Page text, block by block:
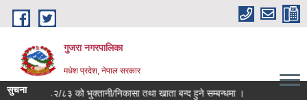
Skip to main content
गुजरा नगरपालिका
मधेश प्रदेश, नेपाल सरकार
सुचना
आ.व ०८२/८३ को भु्क्तानी/निकासा तथा खाता बन्द हुने सम्बन्धमा ।